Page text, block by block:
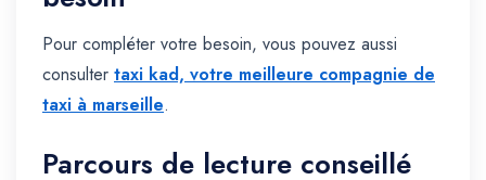
Pour compléter votre besoin, vous pouvez aussi
consulter taxi kad, votre meilleure compagnie de
taxi à marseille.
Parcours de lecture conseillé